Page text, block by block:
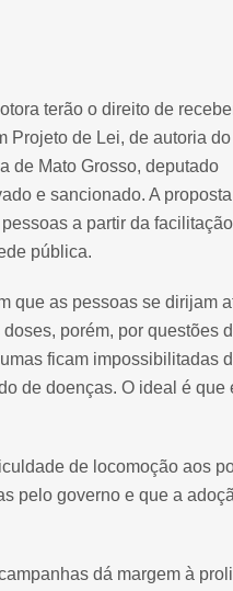
terão o direito de
Projeto de Lei, de autoria do
de Mato Grosso, deputado
e sancionado. A proposta
a partir da
pública.
que as pessoas se dirijam
porém, por questões
ficam impossibilitadas
de doenças. O ideal é
de locomoção aos
pelo governo e que a
dá margem à